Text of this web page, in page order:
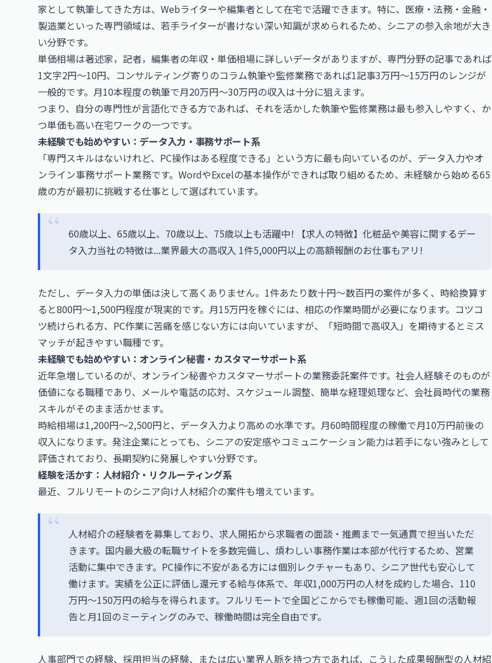
家として執筆してきた方は、Webライターや編集者として在宅で活躍できます。特に、医療・法務・金融・
製造業といった専門領域は、若手ライターが書けない深い知識が求められるため、シニアの参入余地が大き
い分野です。
単価相場は著述家，記者，編集者の年収・単価相場に詳しいデータがありますが、専門分野の記事であれば
1文字2円〜10円、コンサルティング寄りのコラム執筆や監修業務であれば1記事3万円〜15万円のレンジが
一般的です。月10本程度の執筆で月20万円〜30万円の収入は十分に狙えます。
つまり、自分の専門性が言語化できる方であれば、それを活かした執筆や監修業務は最も参入しやすく、か
つ単価も高い在宅ワークの一つです。
未経験でも始めやすい：データ入力・事務サポート系
「専門スキルはないけれど、PC操作はある程度できる」という方に最も向いているのが、データ入力やオ
ンライン事務サポート業務です。WordやExcelの基本操作ができれば取り組めるため、未経験から始める65
歳の方が最初に挑戦する仕事として選ばれています。
60歳以上、65歳以上、70歳以上、75歳以上も活躍中! 【求人の特徴】化粧品や美容に関するデー
タ入力当社の特徴は...業界最大の高収入 1件5,000円以上の高額報酬のお仕事もアリ!
ただし、データ入力の単価は決して高くありません。1件あたり数十円〜数百円の案件が多く、時給換算す
ると800円〜1,500円程度が現実的です。月15万円を稼ぐには、相応の作業時間が必要になります。コツコ
ツ続けられる方、PC作業に苦痛を感じない方には向いていますが、「短時間で高収入」を期待するとミス
マッチが起きやすい職種です。
未経験でも始めやすい：オンライン秘書・カスタマーサポート系
近年急増しているのが、オンライン秘書やカスタマーサポートの業務委託案件です。社会人経験そのものが
価値になる職種であり、メールや電話の応対、スケジュール調整、簡単な経理処理など、会社員時代の業務
スキルがそのまま活かせます。
時給相場は1,200円〜2,500円と、データ入力より高めの水準です。月60時間程度の稼働で月10万円前後の
収入になります。発注企業にとっても、シニアの安定感やコミュニケーション能力は若手にない強みとして
評価されており、長期契約に発展しやすい分野です。
経験を活かす：人材紹介・リクルーティング系
最近、フルリモートのシニア向け人材紹介の案件も増えています。
人材紹介の経験者を募集しており、求人開拓から求職者の面談・推薦まで一気通貫で担当いただ
きます。国内最大級の転職サイトを多数完備し、煩わしい事務作業は本部が代行するため、営業
活動に集中できます。PC操作に不安がある方には個別レクチャーもあり、シニア世代も安心して
働けます。実績を公正に評価し還元する給与体系で、年収1,000万円の人材を成約した場合、110
万円〜150万円の給与を得られます。フルリモートで全国どこからでも稼働可能、週1回の活動報
告と月1回のミーティングのみで、稼働時間は完全自由です。
人事部門での経験、採用担当の経験、または広い業界人脈を持つ方であれば、こうした成果報酬型の人材紹